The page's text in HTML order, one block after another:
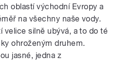
oblastí východní Evropy a
na všechny naše vody.
velice silně ubývá, a to do té
ohroženým druhem.
jasné, jedna z